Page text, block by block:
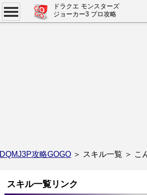
ドラクエ モンスターズ
ジョーカー3 プロ攻略
DQMJ3P攻略GOGO ＞ スキル一覧 ＞ こ
スキル一覧リンク